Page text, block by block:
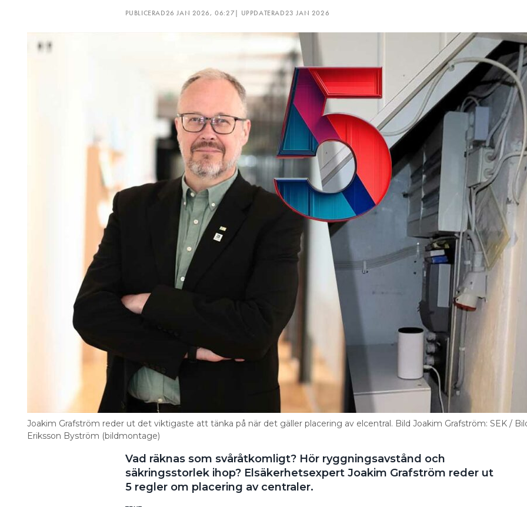
PUBLICERAD26 JAN 2026, 06:27| UPPDATERAD23 JAN 2026
Joakim Grafström reder ut det viktigaste att tänka på när det gäller placering av elcentral. Bild Joakim Grafström: SEK /
Eriksson Byström (bildmontage)
Vad räknas som svåråtkomligt? Hör ryggningsavstånd och
säkringsstorlek ihop? Elsäkerhetsexpert Joakim Grafström reder ut
5 regler om placering av centraler.